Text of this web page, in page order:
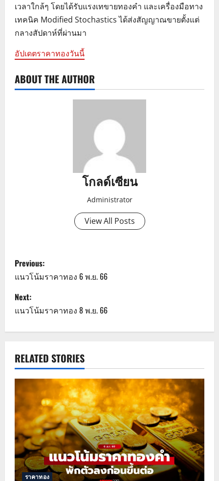
เวลาใกล้ๆ โดยได้รับแรงเทขายทองคำ และเครื่องมือทาง
เทคนิค Modified Stochastics ได้ส่งสัญญาณขายตั้งแต่
กลางสัปดาห์ที่ผ่านมา
อัปเดตราคาทองวันนี้
ABOUT THE AUTHOR
โกลด์เซียน
Administrator
View All Posts
P
o
s
t
a
v
i
g
a
t
Previous:
แนวโน้มราคาทอง 6 พ.ย. 66
Next:
แนวโน้มราคาทอง 8 พ.ย. 66
RELATED STORIES
ราคาทอง